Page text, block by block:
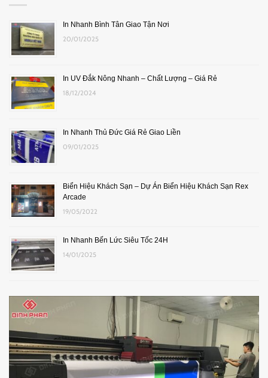
In Nhanh Bình Tân Giao Tận Nơi
20/01/2025
In UV Đắk Nông Nhanh – Chất Lượng – Giá Rẻ
18/12/2024
In Nhanh Thủ Đức Giá Rẻ Giao Liền
09/01/2025
Biển Hiệu Khách Sạn – Dự Án Biển Hiệu Khách Sạn Rex
Arcade
19/05/2022
In Nhanh Bến Lức Siêu Tốc 24H
14/01/2025